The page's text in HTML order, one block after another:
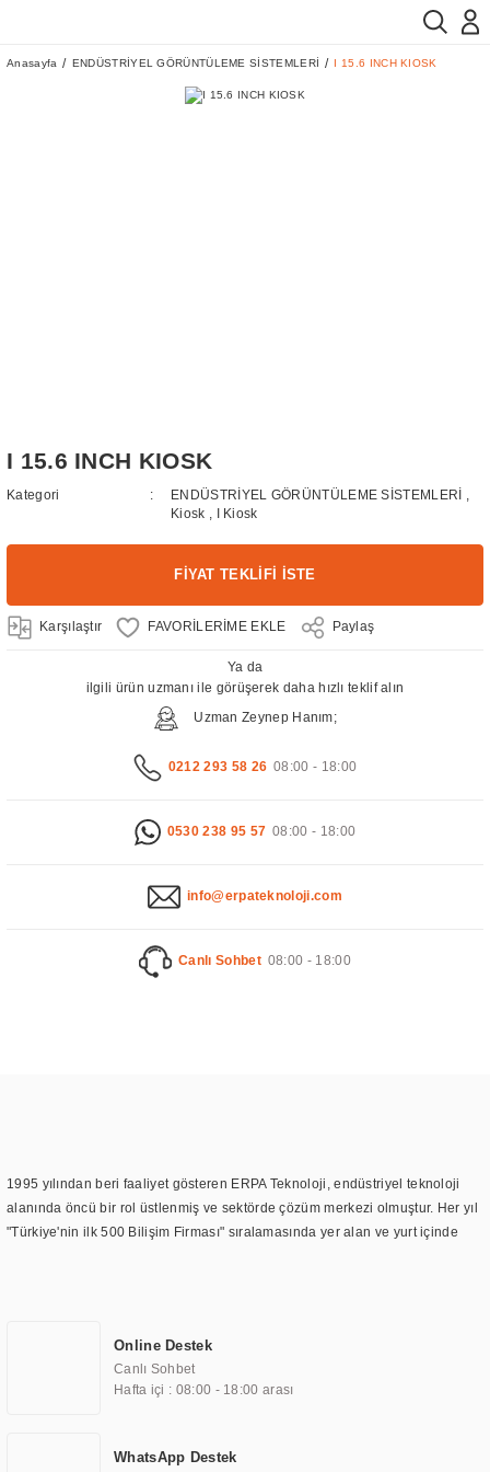
Anasayfa ENDÜSTRİYEL GÖRÜNTÜLEME SİSTEMLERİ I 15.6 INCH KIOSK
I 15.6 INCH KIOSK
Kategori ENDÜSTRİYEL GÖRÜNTÜLEME SİSTEMLERİ
Kiosk
I Kiosk
FİYAT TEKLİFİ İSTE
Karşılaştır Paylaş
Ya da
ilgili ürün uzmanı ile görüşerek daha hızlı teklif alın
Uzman Zeynep Hanım;
0212 293 58 26 08:00 - 18:00
0530 238 95 57 08:00 - 18:00
info@erpateknoloji.com
Canlı Sohbet 08:00 - 18:00
1995 yılından beri faaliyet gösteren ERPA Teknoloji, endüstriyel teknoloji
alanında öncü bir rol üstlenmiş ve sektörde çözüm merkezi olmuştur. Her yıl
"Türkiye'nin ilk 500 Bilişim Firması" sıralamasında yer alan ve yurt içinde
TOCHI markası altında kendi ürettiği ürünlerde kullanmıştır. Günümüzde
TOCHI; videowall, digital signage, kiosk, totem, akıllı durak ekranı, araç içi
ekran, asansör ekranı, digital menüboard, marin ekran, medikal ekran,
ekranları, endüstriyel ekranlar, kapı önü bilgi ekranları, panel PC,
Online Destek
Canlı Sohbet
Hafta içi : 08:00 - 18:00 arası
WhatsApp Destek